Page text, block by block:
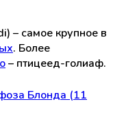
– самое крупное в
. Более
– птицеед-голиаф.